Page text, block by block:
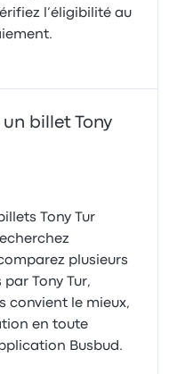
l’éligibilité au
billet Tony
Tony Tur
plusieurs
Tony Tur,
convient le mieux,
en toute
Busbud.